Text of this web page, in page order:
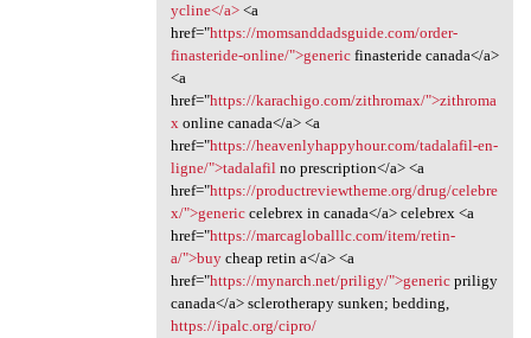
ycline</a><a
href="https://momsanddadsguide.com/order-
finasteride-online/">genericfinasteride canada</a>
<a
href="https://karachigo.com/zithromax/">zithroma
xonline canada</a> <a
href="https://heavenlyhappyhour.com/tadalafil-en-
ligne/">tadalafilno prescription</a> <a
href="https://productreviewtheme.org/drug/celebre
x/">genericcelebrex in canada</a> celebrex <a
href="https://marcagloballlc.com/item/retin-
a/">buycheap retin a</a> <a
href="https://mynarch.net/priligy/">genericpriligy
canada</a> sclerotherapy sunken; bedding,
https://ipalc.org/cipro/